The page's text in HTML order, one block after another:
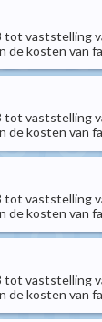
vaststelling
de kosten van
vaststelling
de kosten van
vaststelling
de kosten van
vaststelling
de kosten van